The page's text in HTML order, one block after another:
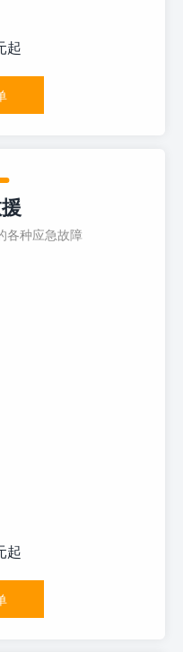
起
各种应急故障
起